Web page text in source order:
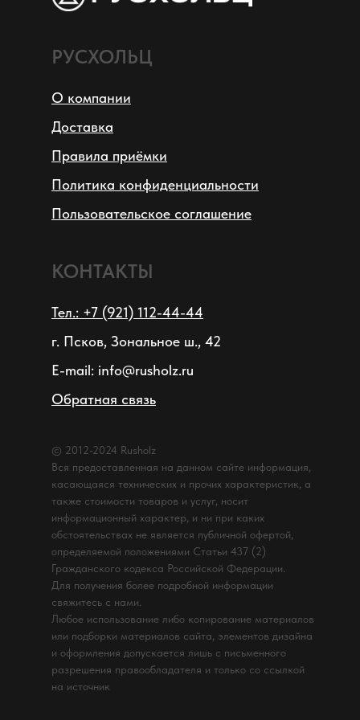
© 2012-2024 Rusholz
Вся предоставленная на данном сайте информация,
касающаяся технических и прочих характеристик, а
также стоимости товаров и услуг, носит
информационный характер, и ни при каких
обстоятельствах не является публичной офертой,
определяемой положениями Статьи 437 (2)
Гражданского кодекса Российской Федерации.
Для получения более подробной информации
свяжитесь с нами.
Любое использование либо копирование материалов
или подборки материалов сайта, элементов дизайна
и оформления допускается лишь с письменного
разрешения правообладателя и только со ссылкой
на источник
РУСХОЛЬЦ
О компании
Доставка
Правила приёмки
Политика конфиденциальности
Пользовательское соглашение
КОНТАКТЫ
Тел.: +7 (921) 112-44-44
г. Псков, Зональное ш., 42
E-mail: info@rusholz.ru
Обратная связь